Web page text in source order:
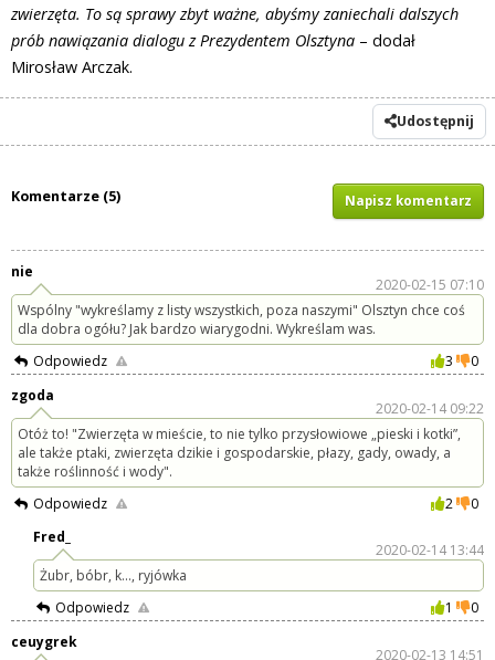
zwierzęta. To są sprawy zbyt ważne, abyśmy zaniechali dalszych
prób nawiązania dialogu z Prezydentem Olsztyna – dodał
Mirosław Arczak.
Udostępnij
Komentarze (5) Napisz komentarz
nie
2020-02-15 07:10
Wspólny "wykreślamy z listy wszystkich, poza naszymi" Olsztyn chce coś
dla dobra ogółu? Jak bardzo wiarygodni. Wykreślam was.
Odpowiedz
3
0
zgoda
2020-02-14 09:22
Otóż to! "Zwierzęta w mieście, to nie tylko przysłowiowe „pieski i kotki”,
ale także ptaki, zwierzęta dzikie i gospodarskie, płazy, gady, owady, a
także roślinność i wody".
Odpowiedz
2
0
Fred_
2020-02-14 13:44
Żubr, bóbr, k..., ryjówka
Odpowiedz
1
0
ceuygrek
2020-02-13 14:51